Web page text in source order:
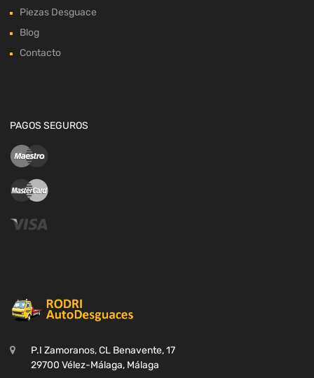
Piezas Desguace
Blog
Contacto
PAGOS SEGUROS
P.I Zamoranos, CL Benavente, 17
29700 Vélez-Málaga, Málaga